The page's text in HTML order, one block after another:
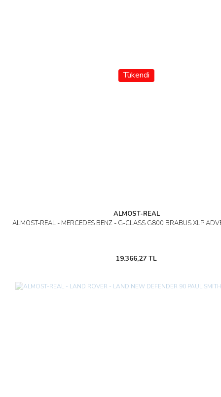
Tükendi
ALMOST-REAL
ALMOST-REAL - MERCEDES BENZ - G-CLASS G800 BRABUS XLP
19.366,27 TL